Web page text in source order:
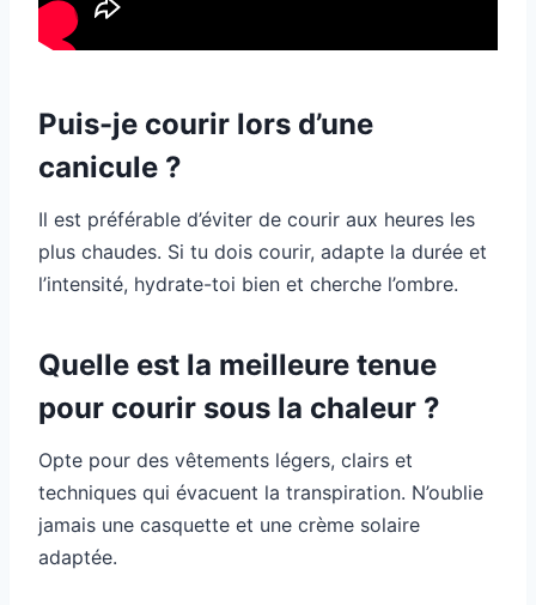
Puis-je courir lors d’une
canicule ?
Il est préférable d’éviter de courir aux heures les
plus chaudes. Si tu dois courir, adapte la durée et
l’intensité, hydrate-toi bien et cherche l’ombre.
Quelle est la meilleure tenue
pour courir sous la chaleur ?
Opte pour des vêtements légers, clairs et
techniques qui évacuent la transpiration. N’oublie
jamais une casquette et une crème solaire
adaptée.